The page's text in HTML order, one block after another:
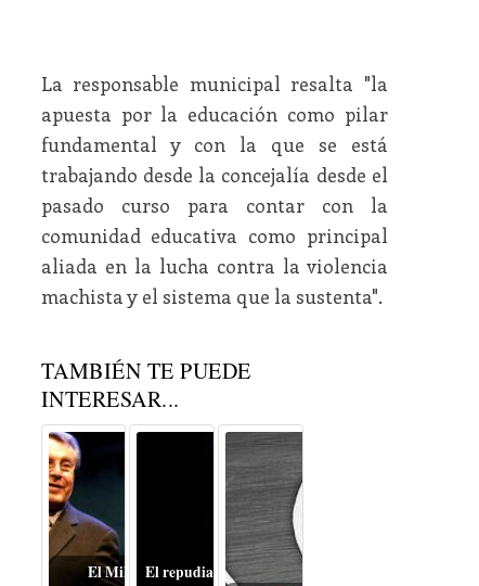
La responsable municipal resalta "la
apuesta por la educación como pilar
fundamental y con la que se está
trabajando desde la concejalía desde el
pasado curso para contar con la
comunidad educativa como principal
aliada en la lucha contra la violencia
machista y el sistema que la sustenta".
TAMBIÉN TE PUEDE
INTERESAR...
El Miloš FormanEl repudiable drama de la